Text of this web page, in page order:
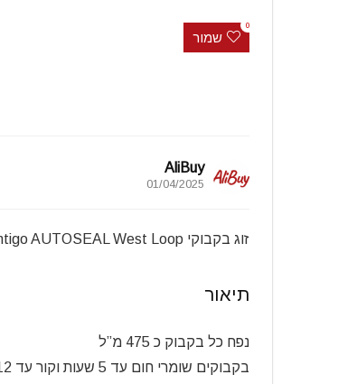
שמור
0
AliBuy
01/04/2025
זוג בקבוקי Contigo AUTOSEAL West Loop
תיאור
נפח כל בקבוק כ 475 מ”ל
בקבוקים שומרי חום עד 5 שעות וקור עד 12 שעות